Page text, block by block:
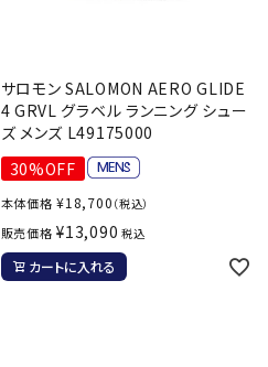
サロモン SALOMON AERO GLIDE
4 GRVL グラベル ランニング シュー
ズ メンズ L49175000
30%OFF
本体価格 ¥18,700 （税込）
販売価格 ¥13,090 税込
カートに入れる